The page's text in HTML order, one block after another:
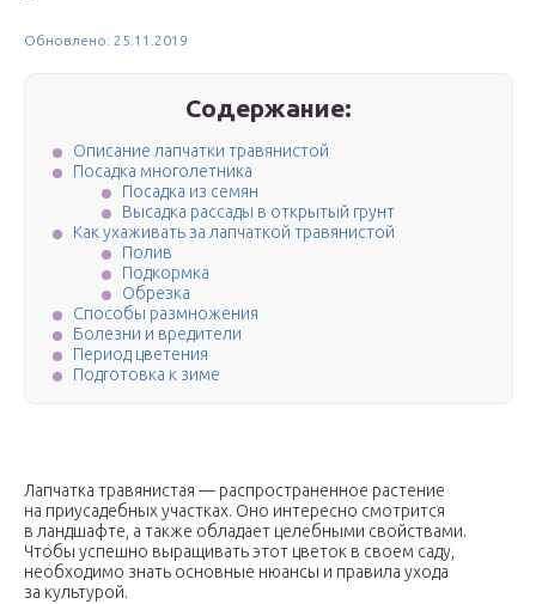
Обновлено: 25.11.2019
Содержание:
Описание лапчатки травянистой
Посадка многолетника
Посадка из семян
Высадка рассады в открытый грунт
Как ухаживать за лапчаткой травянистой
Полив
Подкормка
Обрезка
Способы размножения
Болезни и вредители
Период цветения
Подготовка к зиме
Лапчатка травянистая — распространенное растение
на приусадебных участках. Оно интересно смотрится
в ландшафте, а также обладает целебными свойствами.
Чтобы успешно выращивать этот цветок в своем саду,
необходимо знать основные нюансы и правила ухода
за культурой.